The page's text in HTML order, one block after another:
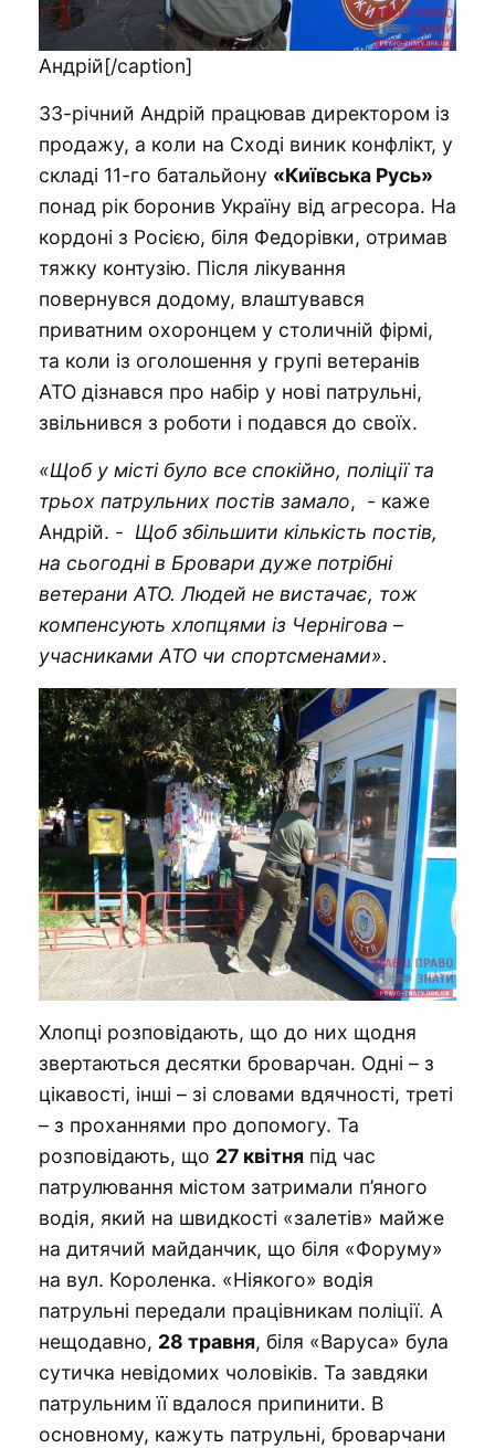
Андрій[/caption]
33-річний Андрій працював директором із
продажу, а коли на Сході виник конфлікт, у
складі 11-го батальйону «Київська Русь»
понад рік боронив Україну від агресора. На
кордоні з Росією, біля Федорівки, отримав
тяжку контузію. Після лікування
повернувся додому, влаштувався
приватним охоронцем у столичній фірмі,
та коли із оголошення у групі ветеранів
АТО дізнався про набір у нові патрульні,
звільнився з роботи і подався до своїх.
«Щоб у місті було все спокійно, поліції та
трьох патрульних постів замало, - каже
Андрій. - Щоб збільшити кількість постів,
на сьогодні в Бровари дуже потрібні
ветерани АТО. Людей не вистачає, тож
компенсують хлопцями із Чернігова –
учасниками АТО чи спортсменами».
Хлопці розповідають, що до них щодня
звертаються десятки броварчан. Одні – з
цікавості, інші – зі словами вдячності, треті
– з проханнями про допомогу. Та
розповідають, що 27 квітня під час
патрулювання містом затримали п’яного
водія, який на швидкості «залетів» майже
на дитячий майданчик, що біля «Форуму»
на вул. Короленка. «Ніякого» водія
патрульні передали працівникам поліції. А
нещодавно, 28 травня, біля «Варуса» була
сутичка невідомих чоловіків. Та завдяки
патрульним її вдалося припинити. В
основному, кажуть патрульні, броварчани